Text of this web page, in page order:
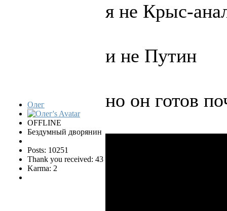
Олег
OFFLINE
Бездумный дворянин
Posts: 10251
Thank you received: 43
Karma: 2
я не Крыс-
и не Путин
но он готов